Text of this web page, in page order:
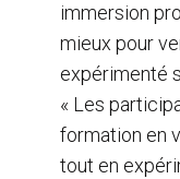
immersion
mieux pour
expérimenté
« Les
formation en
tout en